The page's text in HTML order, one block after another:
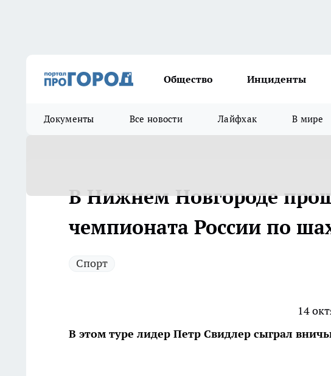
Общество Инциденты
Документы Все новости Лайфхак В мире
В Нижнем Новгороде
чемпионата России по
Спорт
14
В этом туре лидер Петр Свидлер сыграл